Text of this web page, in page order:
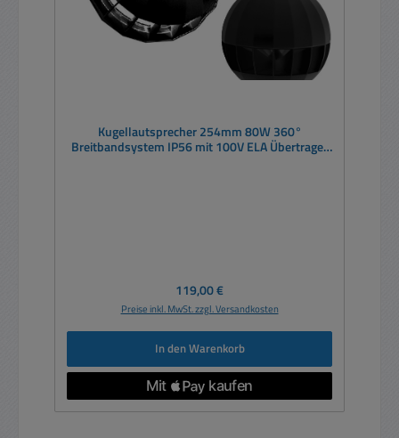
Kugellautsprecher 254mm 80W 360°
Breitbandsystem IP56 mit 100V ELA Übertrager
Regulärer Preis:
119,00 €
Preise inkl. MwSt. zzgl. Versandkosten
In den Warenkorb